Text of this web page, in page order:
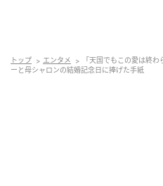
トップ エンタメ
「天国でもこの愛は終
ーと母シャロンの結婚記念日に捧げた手紙